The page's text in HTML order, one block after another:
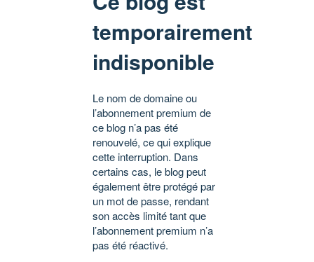
temporairement
indisponible
Le nom de domaine ou
l’abonnement premium de
ce blog n’a pas été
renouvelé, ce qui explique
cette interruption. Dans
certains cas, le blog peut
également être protégé par
un mot de passe, rendant
son accès limité tant que
l’abonnement premium n’a
pas été réactivé.